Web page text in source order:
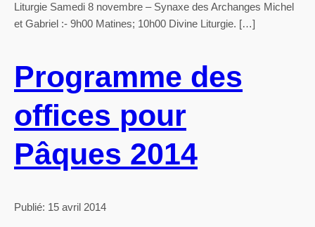
Liturgie Samedi 8 novembre – Synaxe des Archanges Michel
et Gabriel :- 9h00 Matines; 10h00 Divine Liturgie. […]
Programme des
offices pour
Pâques 2014
Publié: 15 avril 2014